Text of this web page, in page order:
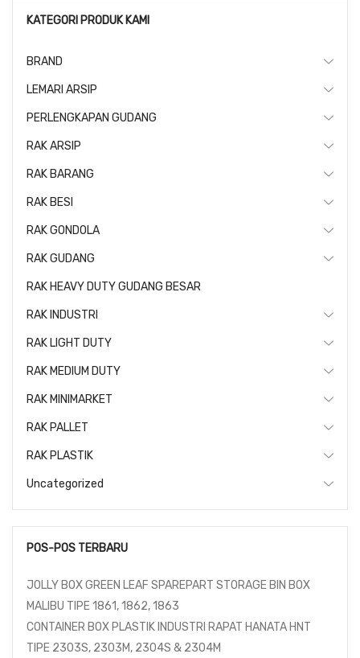
KATEGORI PRODUK KAMI
BRAND
LEMARI ARSIP
PERLENGKAPAN GUDANG
RAK ARSIP
RAK BARANG
RAK BESI
RAK GONDOLA
RAK GUDANG
RAK HEAVY DUTY GUDANG BESAR
RAK INDUSTRI
RAK LIGHT DUTY
RAK MEDIUM DUTY
RAK MINIMARKET
RAK PALLET
RAK PLASTIK
Uncategorized
POS-POS TERBARU
JOLLY BOX GREEN LEAF SPAREPART STORAGE BIN BOX
MALIBU TIPE 1861, 1862, 1863
CONTAINER BOX PLASTIK INDUSTRI RAPAT HANATA HNT
TIPE 2303S, 2303M, 2304S & 2304M